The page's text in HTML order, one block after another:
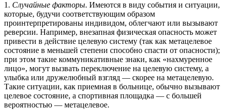
1. Случайные факторы. Имеются в виду события и ситуации,
которые, будучи соответствующим образом
проинтерпретированы индивидом, облегчают или вызывают
реверсии. Например, внезапная физическая опасность может
привести в действие целевую систему (так как метацелевое
состояние в меньшей степени способно спасти от опасности);
при этом такие коммуникативные знаки, как «нахмуренное
лицо», могут вызвать переключение на целевую систему, а
улыбка или дружелюбный взгляд — скорее на метацелевую.
Такие ситуации, как приемная в больнице, обычно вызывают
целевое состояние, а спортивная площадка — с большей
вероятностью — метацелевое.